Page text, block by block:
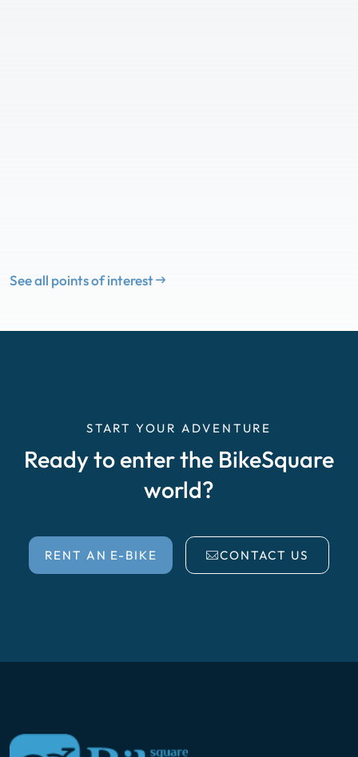
See all points of interest
START YOUR ADVENTURE
Ready to enter the BikeSquare
world?
RENT AN E-BIKE CONTACT US